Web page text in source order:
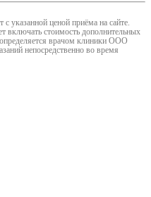
с указанной ценой приёма на сайте.
включать стоимость дополнительных
врачом клиники ООО
непосредственно во время